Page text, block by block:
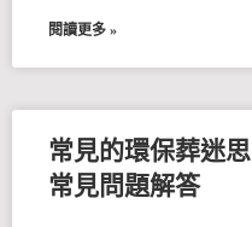
閱讀更多 »
常見的環保葬迷
常見問題解答